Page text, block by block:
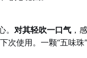
对其轻吹一口气 ，
次使用。一颗“五味